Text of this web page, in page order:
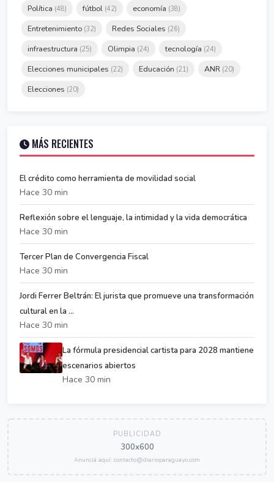
Política (48) fútbol (42) economía (38)
Entretenimiento (32) Redes Sociales (26)
infraestructura (25) Olimpia (24) tecnología (24)
Elecciones municipales (22) Educación (21) ANR (20)
Elecciones (20)
MÁS RECIENTES
El crédito como herramienta de movilidad social
Hace 30 min
Reflexión sobre el lenguaje, la intimidad y la vida democrática
Hace 30 min
Tercer Plan de Convergencia Fiscal
Hace 30 min
Jordi Ferrer Beltrán: El jurista que promueve una transformación
cultural en la ...
Hace 30 min
La fórmula presidencial cartista para 2028 mantiene
escenarios abiertos
Hace 30 min
PUBLICIDAD
300x600
Anunciá aquí: contacto@diarioparaguayo.com